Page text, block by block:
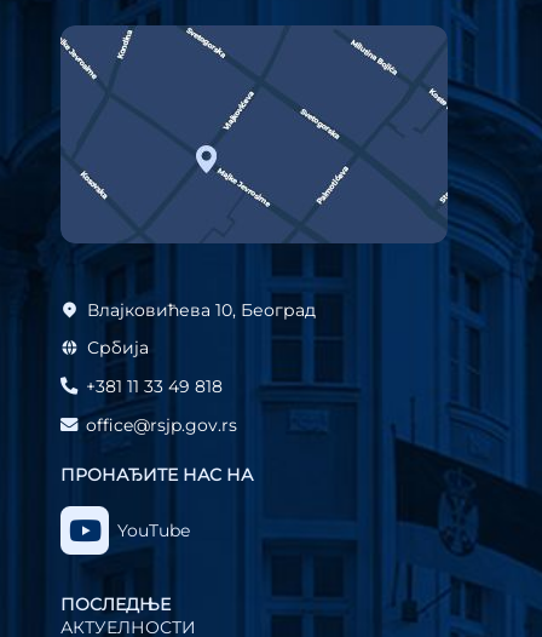
Влајковићева 10, Београд
Србија
+381 11 33 49 818
office@rsjp.gov.rs
ПРОНАЂИТЕ НАС НА
YouTube
ПОСЛЕДЊЕ
АКТУЕЛНОСТИ